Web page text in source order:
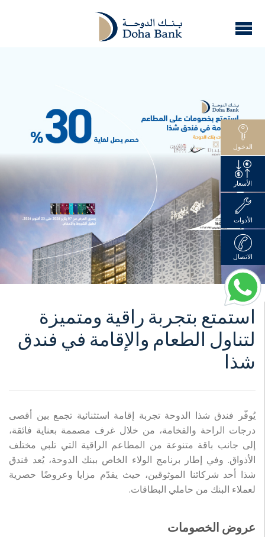
استمتع بتجربة راقية ومتميزة
لتناول الطعام والإقامة في فندق
شذا
يُوفّر فندق شذا الدوحة تجربة إقامة استثنائية تجمع بين أقصى
درجات الراحة والفخامة، من خلال غرف مصممة بعناية فائقة،
إلى جانب باقة متنوعة من المطاعم الراقية التي تلبي مختلف
الأذواق. وفي إطار برنامج الولاء الخاص ببنك الدوحة، يُعد فندق
شذا أحد شركائنا الموثوقين، حيث يقدّم مزايا وعروضًا حصرية
لعملاء البنك من حاملي البطاقات.
عروض الخصومات
الدخول
الأسعار
الأدوات
الاتصال